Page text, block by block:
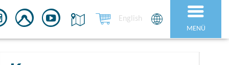
MENÜ
English